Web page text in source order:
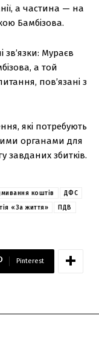
а частина — на
Бамбізова.
зв’язки: Мураєв
а той
пов’язані з
які потребують
органами для
завданих збитків.
коштів
ДФС
«За життя»
ПДВ
Pinterest